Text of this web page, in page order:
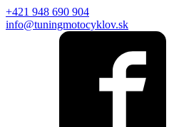
+421 948 690 904
info@tuningmotocyklov.sk